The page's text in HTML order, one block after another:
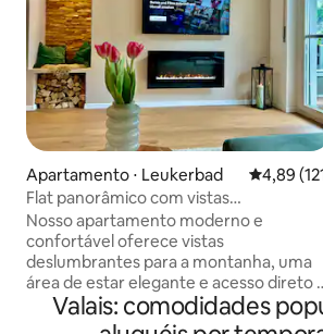
Apartamento ⋅ Leukerbad 4,89 de
4,89
Flat panorâmico com vistas
deslumbrantes e alto conforto
Nosso apartamento moderno e
confortável oferece vistas
deslumbrantes para a montanha, uma
área de estar elegante e acesso direto a
trilhas para caminhadas e à ferrovia da
montanha Gemmi. Perfeito para quem
Valais: comodidades